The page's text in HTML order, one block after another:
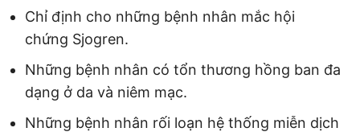
Chỉ định cho những bệnh nhân mắc hội
chứng Sjogren.
Những bệnh nhân có tổn thương hồng ban đa
dạng ở da và niêm mạc.
Những bệnh nhân rối loạn hệ thống miễn dịch